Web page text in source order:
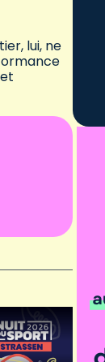
lui, ne